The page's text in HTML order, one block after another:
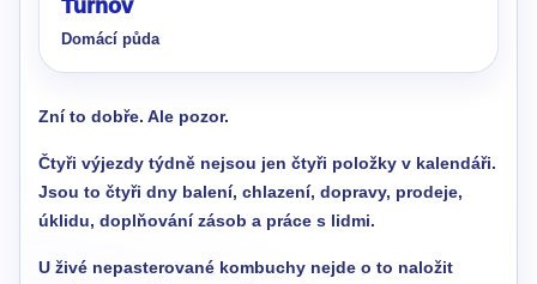
Turnov
Domácí půda
Zní to dobře. Ale pozor.
Čtyři výjezdy týdně nejsou jen čtyři položky v kalendáři.
Jsou to čtyři dny balení, chlazení, dopravy, prodeje,
úklidu, doplňování zásob a práce s lidmi.
U živé nepasterované kombuchy nejde o to naložit